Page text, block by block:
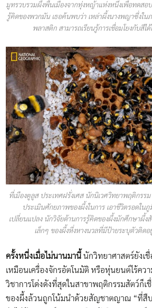
มูทรวบรวมผึ้งพื้นเมืองจากทุ่งหญ้าแห่งหนึ่งเพื่อทดสอ
รู้คิดของพวกมัน เธอค้นพบว่า เหล่าผึ้งนางพญาซึ่งใน
พลาสติก สามารถเรียนรู้การเชื่อมโยงกับสีได้
ที่เมืองตูลูส ประเทศฝรั่งเศส นักนิเวศวิทยาพฤติกรรม
ประเมินศักยภาพของผึ้งในการ เอาชีวิตรอดใน
เปลี่ยนแปลง นักวิจัยด้านการรู้คิดของผึ้งมักศึกษาผึ้ง
เล็กๆ ของผึ้งหึ่งหางนวลที่มีป้ายระบุตัวติดอ
ครั้งหนี่งเมื่อไม่นานมานี้ นักวิทยาศาสตร์ยังเ
เหมือนเครื่องจักรอัตโนมัติ หรือหุ่นยนต์ไร้คว
วิชาการโด่งดังที่สุดในสาขาพฤติกรรมสัตว์ก็เ
ของผึ้งล้วนถูกโน้มนำด้วยสัญชาตญาณ “ที่สื